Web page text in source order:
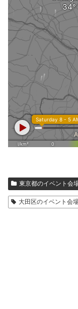
東京都のイベント会
大田区のイベント会